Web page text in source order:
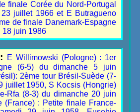
finale Corée du Nord-Portugal
juillet 1966 et E Butragueno
de finale Danemark-Espagne
18 juin 1986
E Willimowski (Pologne) : 1er
(6-5) du dimanche 5 juin
2ème tour Brésil-Suède (7-
juillet 1950, S Kocsis (Hongrie)
Rfa (8-3) du dimanche 20 juin
(France) : Petite finale France-